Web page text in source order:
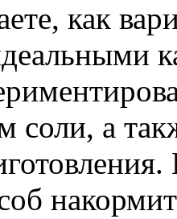
как
соли, а